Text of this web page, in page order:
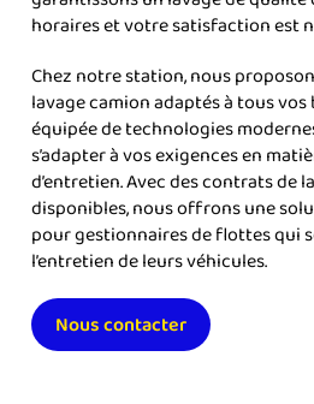
horaires et votre satisfaction est
Chez notre station, nous
lavage camion adaptés à tous
équipée de technologies
s’adapter à vos exigences en
d’entretien. Avec des contrats de
disponibles, nous offrons une
pour gestionnaires de flottes qui
l’entretien de leurs véhicules.
Nous contacter